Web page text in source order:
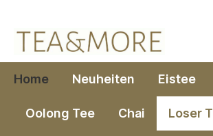
Home Neuheiten Eistee
Oolong Tee Chai Loser